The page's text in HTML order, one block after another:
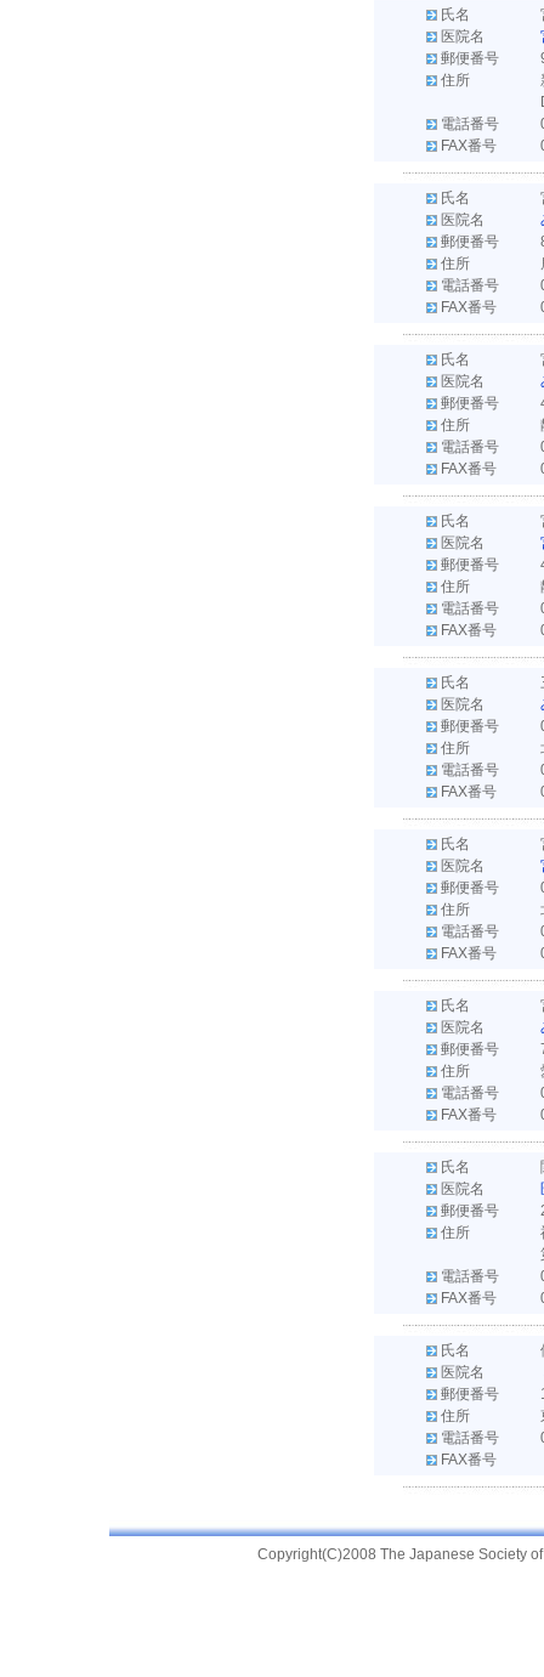
氏名
医院名
郵便番号
住所
電話番号
FAX番号
氏名
医院名
郵便番号
住所
電話番号
FAX番号
氏名
医院名
郵便番号
住所
電話番号
FAX番号
氏名
医院名
郵便番号
住所
電話番号
FAX番号
氏名
医院名
郵便番号
住所
電話番号
FAX番号
氏名
医院名
郵便番号
住所
電話番号
FAX番号
氏名
医院名
郵便番号
住所
電話番号
FAX番号
氏名
医院名
郵便番号
住所
電話番号
FAX番号
氏名
医院名
郵便番号
住所
電話番号
FAX番号
Copyright(C)2008 The Japanese Society